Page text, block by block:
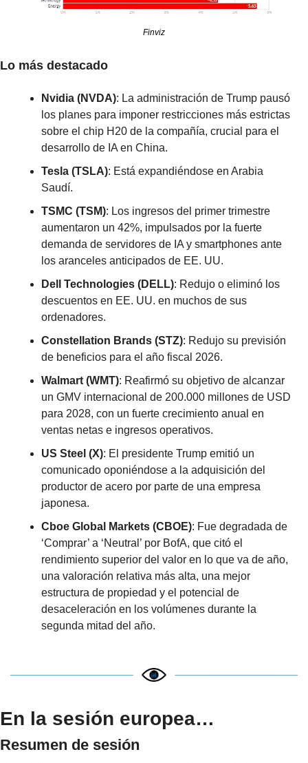
Finviz
Lo más destacado
Nvidia (NVDA): La administración de Trump pausó
los planes para imponer restricciones más estrictas
sobre el chip H20 de la compañía, crucial para el
desarrollo de IA en China.
Tesla (TSLA): Está expandiéndose en Arabia
Saudí.
TSMC (TSM): Los ingresos del primer trimestre
aumentaron un 42%, impulsados por la fuerte
demanda de servidores de IA y smartphones ante
los aranceles anticipados de EE. UU.
Dell Technologies (DELL): Redujo o eliminó los
descuentos en EE. UU. en muchos de sus
ordenadores.
Constellation Brands (STZ): Redujo su previsión
de beneficios para el año fiscal 2026.
Walmart (WMT): Reafirmó su objetivo de alcanzar
un GMV internacional de 200.000 millones de USD
para 2028, con un fuerte crecimiento anual en
ventas netas e ingresos operativos.
US Steel (X): El presidente Trump emitió un
comunicado oponiéndose a la adquisición del
productor de acero por parte de una empresa
japonesa.
Cboe Global Markets (CBOE): Fue degradada de
‘Comprar’ a ‘Neutral’ por BofA, que citó el
rendimiento superior del valor en lo que va de año,
una valoración relativa más alta, una mejor
estructura de propiedad y el potencial de
desaceleración en los volúmenes durante la
segunda mitad del año.
En la sesión europea…
Resumen de sesión